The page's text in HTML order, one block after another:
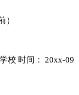
）
校 时间： 20xx-09